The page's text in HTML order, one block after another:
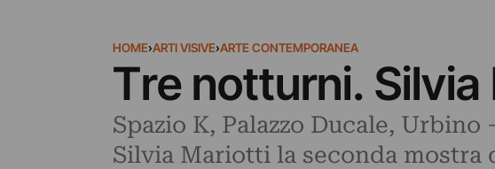
HOME›ARTI VISIVE›ARTE CONTEMPORANEA
Tre notturni.
Spazio K, Palazzo Ducale,
Silvia Mariotti la seconda mostra